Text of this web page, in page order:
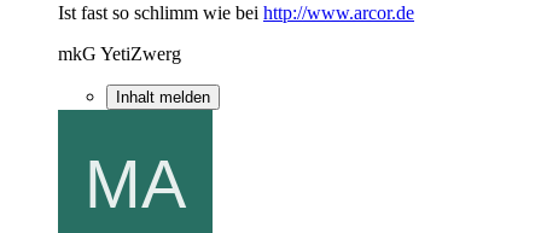
Ist fast so schlimm wie bei http://www.arcor.de
mkG YetiZwerg
Inhalt melden